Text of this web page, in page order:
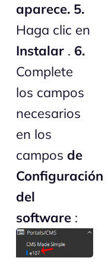
aparece. 5.
Haga clic en
Instalar . 6.
Complete
los campos
necesarios
en los
campos de
Configuración
del
software :